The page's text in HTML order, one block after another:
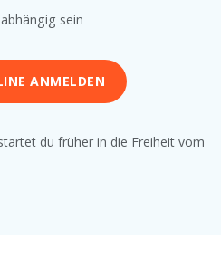
sein
ANMELDEN
du früher in die Freiheit vom